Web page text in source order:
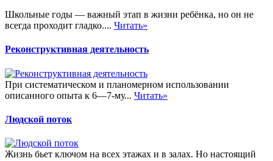
Школьные годы — важный этап в жизни ребёнка, но он не
всегда проходит гладко.... Читать»
Реконструктивная деятельность
При систематическом и планомерном использовании
описанного опыта к 6—7-му... Читать»
Людской поток
Жизнь бьет ключом на всех этажах и в залах. Но настоящий